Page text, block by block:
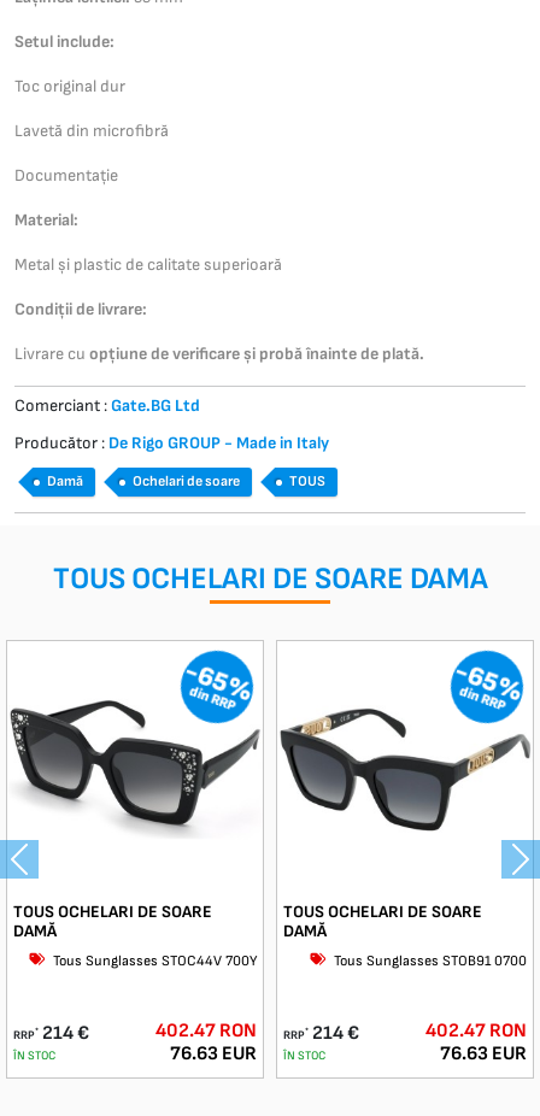
Setul include:
Toc original dur
Lavetă din microfibră
Documentație
Material:
Metal și plastic de calitate superioară
Condiții de livrare:
Livrare cu opțiune de verificare și probă înainte de plată.
Comerciant :Gate.BG Ltd
Producător : De Rigo GROUP - Made in Italy
Damă Ochelari de soare TOUS
TOUS OCHELARI DE SOARE DAMA
-65%
din RRP
TOUS OCHELARI DE SOARE
DAMĂ
Tous Sunglasses STOC44V 700Y
RRP* 214 €
ÎN STOC
402.47 RON
76.63 EUR
-65%
din RRP
TOUS OCHELARI DE SOARE
DAMĂ
Tous Sunglasses STOB91 0700
RRP* 214 €
ÎN STOC
402.47 RON
76.63 EUR
Previous